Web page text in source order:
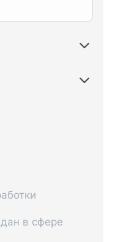
в сфере